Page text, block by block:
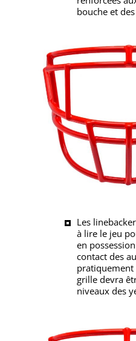
bouche et
Les
à lire le jeu
en
contact des
pratiquement
grille devra
niveaux des